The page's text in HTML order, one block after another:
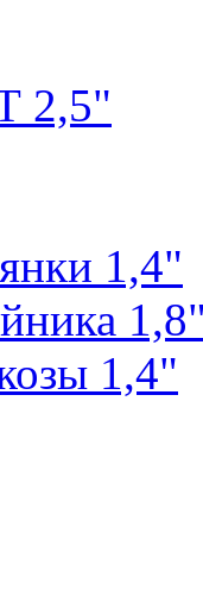
2,5"
1,4"
1,4"